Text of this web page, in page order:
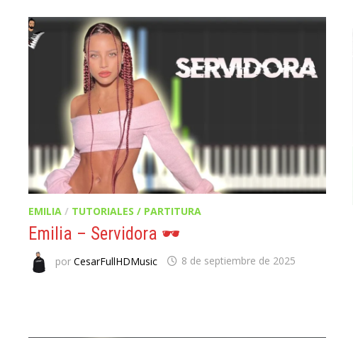
EMILIA / TUTORIALES / PARTITURA
Emilia – Servidora 🕶️
porCesarFullHDMusic 8 de septiembre de 2025